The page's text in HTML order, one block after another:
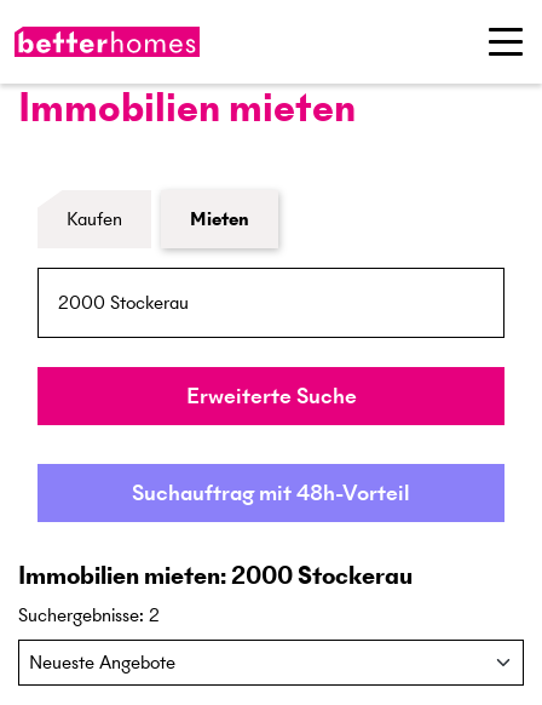
Immobilien mieten
Formular Immobiliensuche
Kaufen Mieten
Umkreis
Erweiterte Suche
Suchauftrag mit 48h-Vorteil
Immobilien mieten: 2000 Stockerau
Suchergebnisse: 2